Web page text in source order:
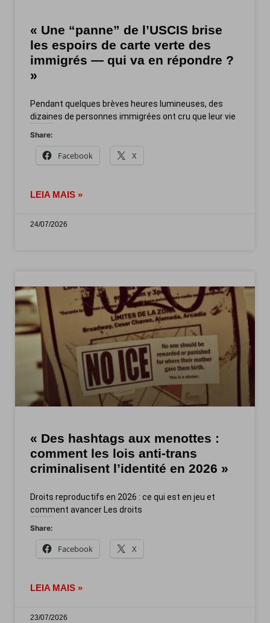
« Une “panne” de l’USCIS brise
les espoirs de carte verte des
immigrés — qui va en répondre ?
»
Pendant quelques brèves heures lumineuses, des
dizaines de personnes immigrées ont cru que leur vie
Share:
Facebook X
LEIA MAIS »
24/07/2026
« Des hashtags aux menottes :
comment les lois anti-trans
criminalisent l’identité en 2026 »
Droits reproductifs en 2026 : ce qui est en jeu et
comment avancer Les droits
Share:
Facebook X
LEIA MAIS »
23/07/2026